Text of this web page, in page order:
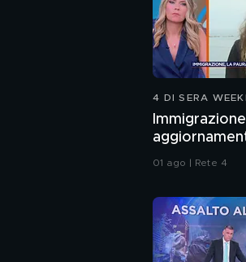
4 DI SERA
da Ceuta
01 ago | Rete 4